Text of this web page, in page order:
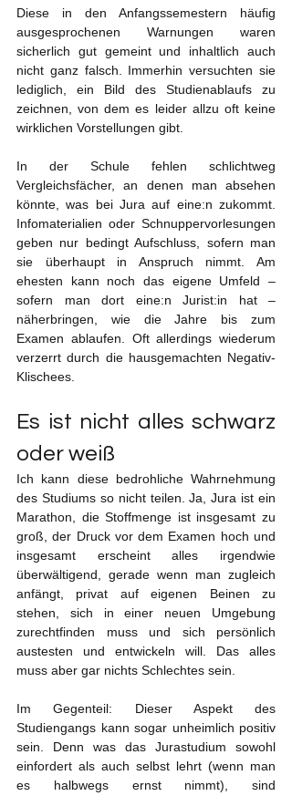
Diese in den Anfangssemestern häufig
ausgesprochenen Warnungen waren
sicherlich gut gemeint und inhaltlich auch
nicht ganz falsch. Immerhin versuchten sie
lediglich, ein Bild des Studienablaufs zu
zeichnen, von dem es leider allzu oft keine
wirklichen Vorstellungen gibt.
In der Schule fehlen schlichtweg
Vergleichsfächer, an denen man absehen
könnte, was bei Jura auf eine:n zukommt.
Infomaterialien oder Schnuppervorlesungen
geben nur bedingt Aufschluss, sofern man
sie überhaupt in Anspruch nimmt. Am
ehesten kann noch das eigene Umfeld –
sofern man dort eine:n Jurist:in hat –
näherbringen, wie die Jahre bis zum
Examen ablaufen. Oft allerdings wiederum
verzerrt durch die hausgemachten Negativ-
Klischees.
Es ist nicht alles schwarz
oder weiß
Ich kann diese bedrohliche Wahrnehmung
des Studiums so nicht teilen. Ja, Jura ist ein
Marathon, die Stoffmenge ist insgesamt zu
groß, der Druck vor dem Examen hoch und
insgesamt erscheint alles irgendwie
überwältigend, gerade wenn man zugleich
anfängt, privat auf eigenen Beinen zu
stehen, sich in einer neuen Umgebung
zurechtfinden muss und sich persönlich
austesten und entwickeln will. Das alles
muss aber gar nichts Schlechtes sein.
Im Gegenteil: Dieser Aspekt des
Studiengangs kann sogar unheimlich positiv
sein. Denn was das Jurastudium sowohl
einfordert als auch selbst lehrt (wenn man
es halbwegs ernst nimmt), sind